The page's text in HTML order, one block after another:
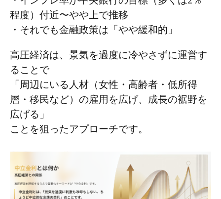
程度）付近〜やや上で推移
・それでも金融政策は「やや緩和的」
高圧経済は、景気を過度に冷やさずに運営す
ることで
「周辺にいる人材（女性・高齢者・低所得
層・移民など）の雇用を広げ、成長の裾野を
広げる」
ことを狙ったアプローチです。